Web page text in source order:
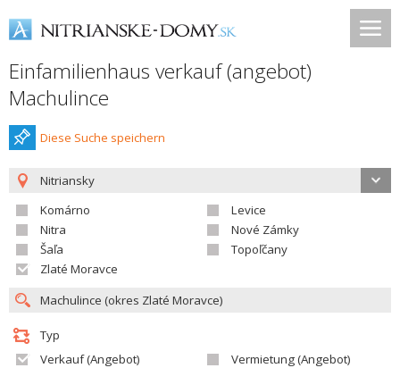
Einfamilienhaus verkauf (angebot)
Machulince
Diese Suche speichern
Nitriansky
Komárno
Levice
Nitra
Nové Zámky
Šaľa
Topoľčany
Zlaté Moravce
Typ
Verkauf (Angebot)
Vermietung (Angebot)